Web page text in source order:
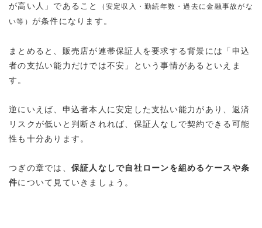
が高い人」であること
（安定収入・勤続年数・過去に金融事故がな
い等） が条件になります。
まとめると、販売店が連帯保証人を要求する背景には「申込
者の支払い能力だけでは不安」という事情がある といえま
す。
逆にいえば、 申込者本人に安定した支払い能力があり、返済
リスクが低いと判断されれば、保証人なしで契約できる可能
性も十分あります 。
つぎの章では、 保証人なしで自社ローンを組めるケースや条
件について見ていきましょう。